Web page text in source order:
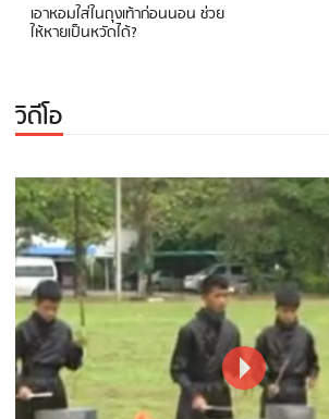
เอาหอมใส่ในถุงเท้าก่อนนอน ช่วย
ให้หายเป็นหวัดได้?
วิดีโอ